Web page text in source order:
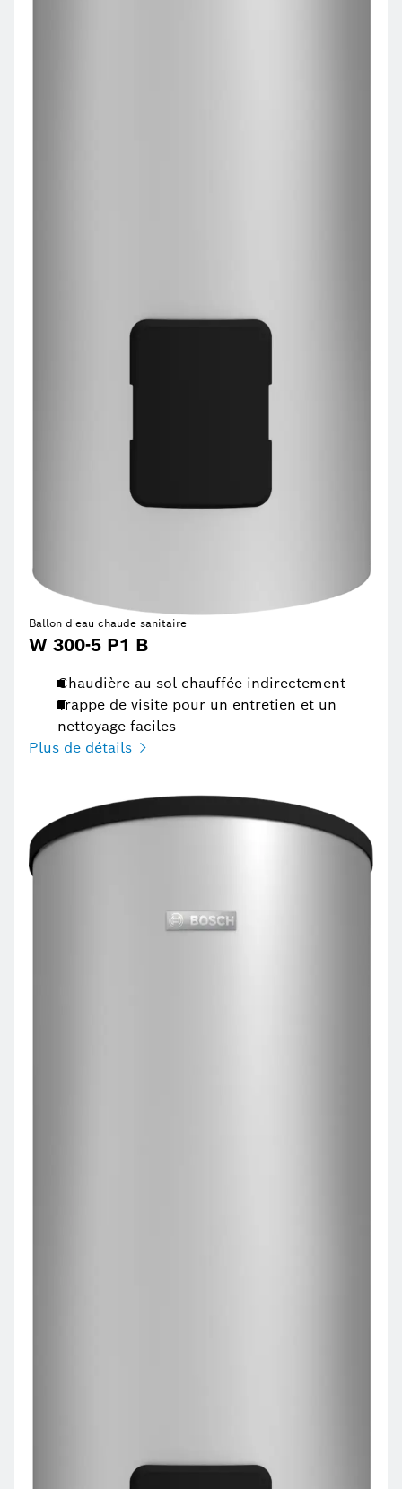
Ballon d'eau chaude sanitaire
W 300-5 P1 B
Chaudière au sol chauffée indirectement
Trappe de visite pour un entretien et un
nettoyage faciles
Plus de détails